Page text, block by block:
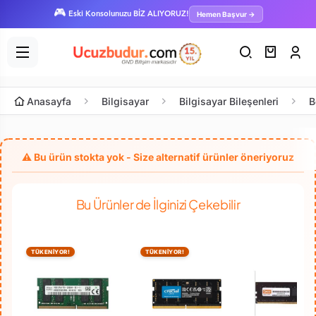
🎮 Eski Konsolunuzu BİZ ALIYORUZ! Hemen Başvur →
Anasayfa Bilgisayar Bilgisayar Bileşenleri
Bu Ürünler de İlginizi Çekebilir
TÜKENİYOR! TÜKENİYOR!